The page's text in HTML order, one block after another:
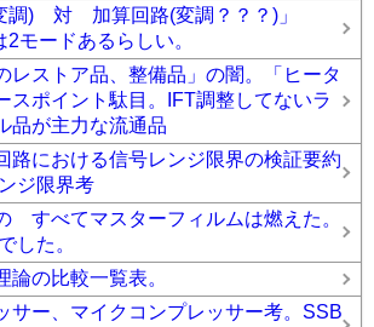
調) 対 加算回路(変調？？？)」
モードあるらしい。
レストア品、整備品」の闇。「ヒータ
スポイント駄目。IFT調整してないラ
品が主力な流通品
路における信号レンジ限界の検証要約
ジ限界考
すべてマスターフィルムは燃えた。
した。
論の比較一覧表。
サー、マイクコンプレッサー考。SSB